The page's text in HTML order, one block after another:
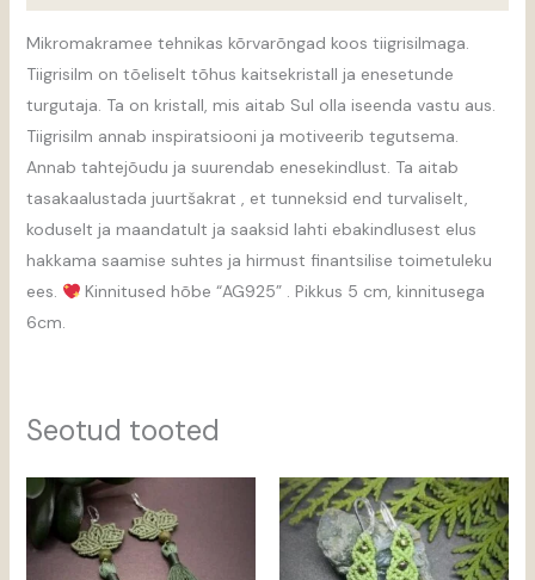
Mikromakramee tehnikas kõrvarõngad koos tiigrisilmaga.
Tiigrisilm on tõeliselt tõhus kaitsekristall ja enesetunde
turgutaja. Ta on kristall, mis aitab Sul olla iseenda vastu aus.
Tiigrisilm annab inspiratsiooni ja motiveerib tegutsema.
Annab tahtejõudu ja suurendab enesekindlust. Ta aitab
tasakaalustada juurtšakrat , et tunneksid end turvaliselt,
koduselt ja maandatult ja saaksid lahti ebakindlusest elus
hakkama saamise suhtes ja hirmust finantsilise toimetuleku
ees.
Kinnitused hõbe “AG925” . Pikkus 5 cm, kinnitusega
6cm.
Seotud tooted